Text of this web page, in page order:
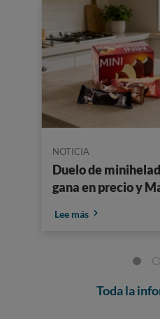
NOTICIA
Duelo de
gana en precio y
Lee más
Toda la